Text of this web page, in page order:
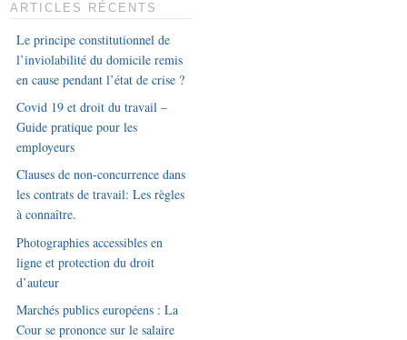
ARTICLES RÉCENTS
Le principe constitutionnel de
l’inviolabilité du domicile remis
en cause pendant l’état de crise ?
Covid 19 et droit du travail –
Guide pratique pour les
employeurs
Clauses de non-concurrence dans
les contrats de travail: Les règles
à connaître.
Photographies accessibles en
ligne et protection du droit
d’auteur
Marchés publics européens : La
Cour se prononce sur le salaire